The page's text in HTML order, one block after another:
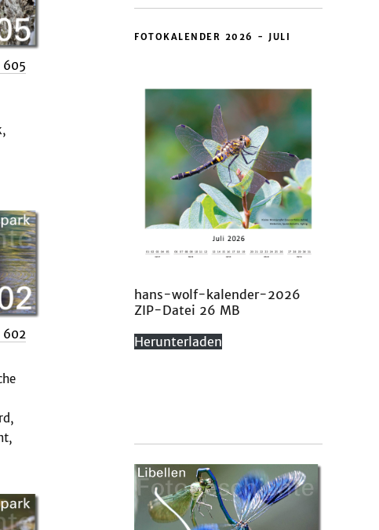
605
602
FOTOKALENDER 2026 - JULI
hans-wolf-kalender-2026
ZIP-Datei 26 MB
Herunterladen